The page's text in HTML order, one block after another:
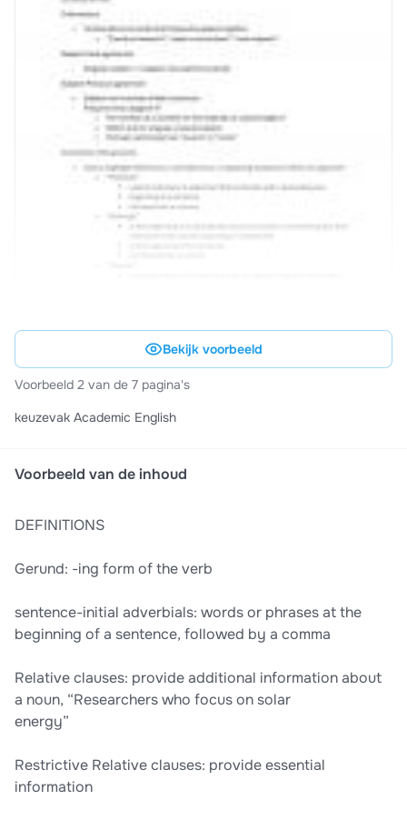
Bekijk voorbeeld
Voorbeeld 2 van de 7 pagina's
keuzevak Academic English
Voorbeeld van de inhoud
DEFINITIONS
Gerund: -ing form of the verb
sentence-initial adverbials: words or phrases at the
beginning of a sentence, followed by a comma
Relative clauses: provide additional information about
a noun, “Researchers who focus on solar
energy”
Restrictive Relative clauses: provide essential
information